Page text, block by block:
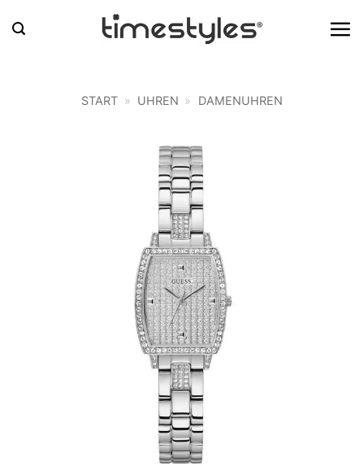
Inhalt
START » UHREN » DAMENUHREN